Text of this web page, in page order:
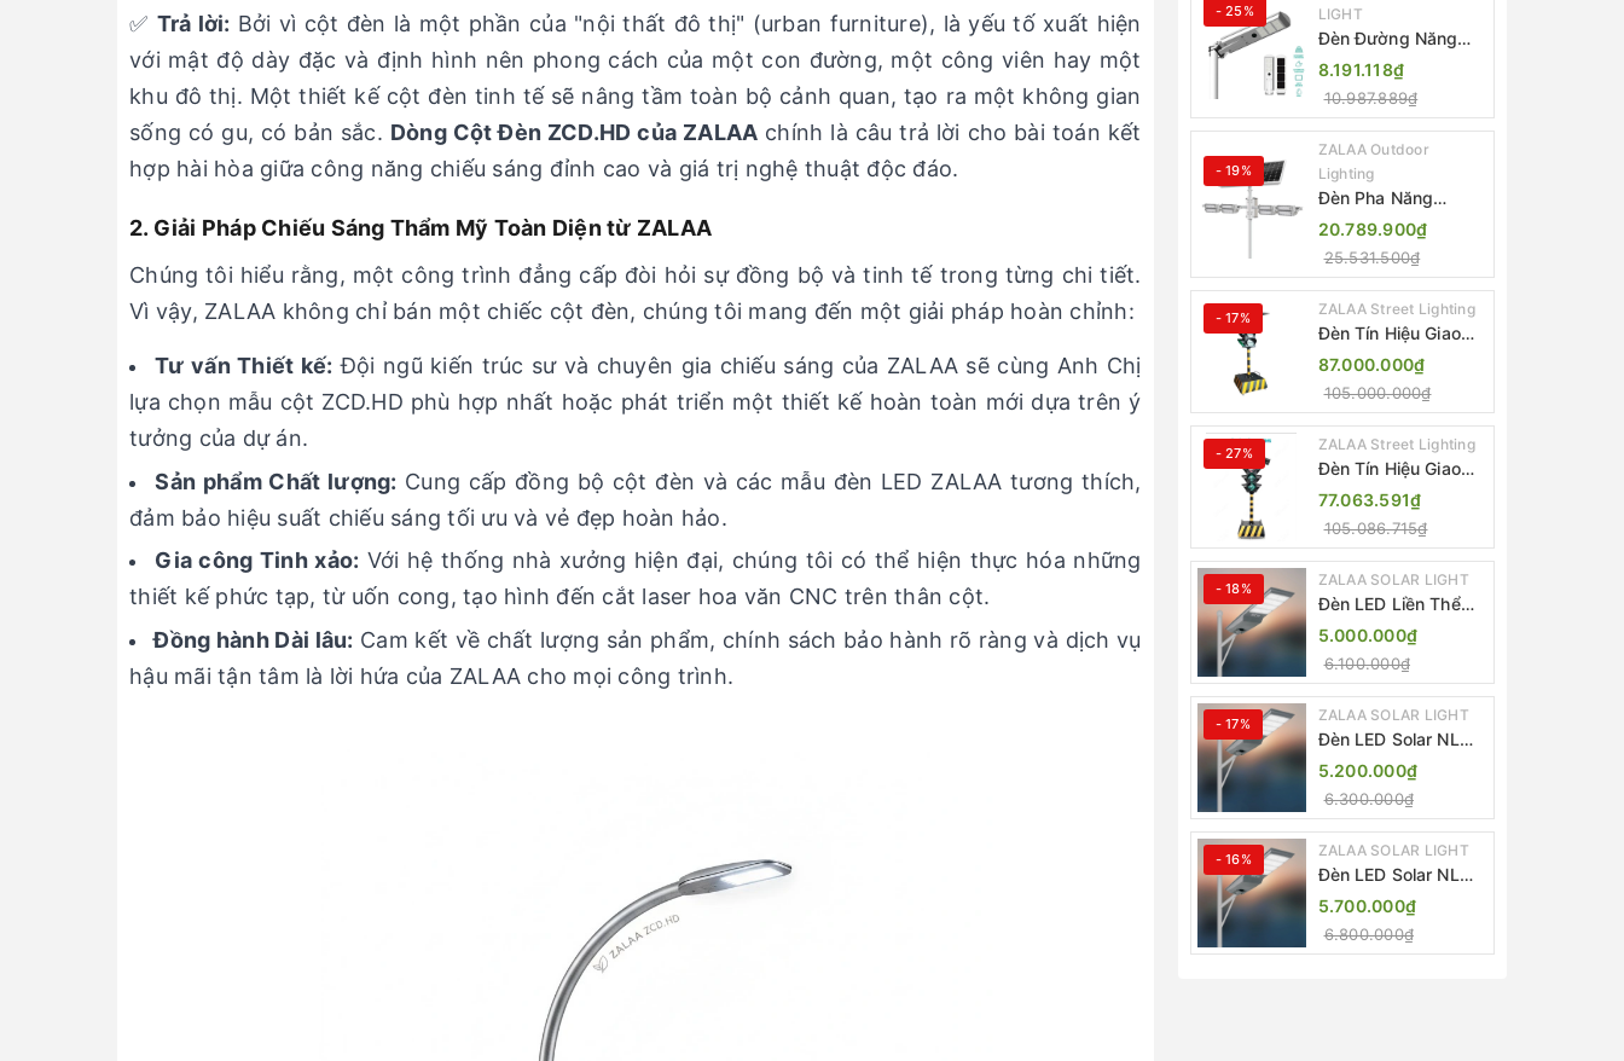
✅ Trả lời: Bởi vì cột đèn là một phần của "nội thất đô thị" (urban furniture), là yếu tố xuất hiện
với mật độ dày đặc và định hình nên phong cách của một con đường, một công viên hay một
khu đô thị. Một thiết kế cột đèn tinh tế sẽ nâng tầm toàn bộ cảnh quan, tạo ra một không gian
sống có gu, có bản sắc. Dòng Cột Đèn ZCD.HD của ZALAA chính là câu trả lời cho bài toán kết
hợp hài hòa giữa công năng chiếu sáng đỉnh cao và giá trị nghệ thuật độc đáo.
2. Giải Pháp Chiếu Sáng Thẩm Mỹ Toàn Diện từ ZALAA
Chúng tôi hiểu rằng, một công trình đẳng cấp đòi hỏi sự đồng bộ và tinh tế trong từng chi tiết.
Vì vậy, ZALAA không chỉ bán một chiếc cột đèn, chúng tôi mang đến một giải pháp hoàn chỉnh:
Tư vấn Thiết kế: Đội ngũ kiến trúc sư và chuyên gia chiếu sáng của ZALAA sẽ cùng Anh Chị
lựa chọn mẫu cột ZCD.HD phù hợp nhất hoặc phát triển một thiết kế hoàn toàn mới dựa trên ý
tưởng của dự án.
Sản phẩm Chất lượng: Cung cấp đồng bộ cột đèn và các mẫu đèn LED ZALAA tương thích,
đảm bảo hiệu suất chiếu sáng tối ưu và vẻ đẹp hoàn hảo.
Gia công Tinh xảo: Với hệ thống nhà xưởng hiện đại, chúng tôi có thể hiện thực hóa những
thiết kế phức tạp, từ uốn cong, tạo hình đến cắt laser hoa văn CNC trên thân cột.
Đồng hành Dài lâu: Cam kết về chất lượng sản phẩm, chính sách bảo hành rõ ràng và dịch vụ
hậu mãi tận tâm là lời hứa của ZALAA cho mọi công trình.
- 25%
LIGHT
Đèn Đường Năng
Lượng Mặt Trời Tích
Hợp Camera ZALAA
ZL-BJ04-CCTV
(80W, IP65)
8.191.118₫
10.987.889₫
- 19%
ZALAA Outdoor
Lighting
Đèn Pha Năng
Lượng Mặt Trời Sân
Thể Thao ZALAA
Jsc Chống Nước
IP65 Cao Cấp
20.789.900₫
25.531.500₫
- 17% ZALAA Street Lighting
Đèn Tín Hiệu Giao
Thông Di Động Năng
Lượng Mặt Trời
ZALAA ZL-300A-D
87.000.000₫
105.000.000₫
- 27% ZALAA Street Lighting
Đèn Tín Hiệu Giao
Thông Di Động Năng
Lượng Mặt Trời
ZALAA ZL-409300C
77.063.591₫
105.086.715₫
- 18% ZALAA SOLAR LIGHT
Đèn LED Liền Thể
ZALAA Solar Street
Light ZKC-TG 20W
25W 30W All In One
5.000.000₫
6.100.000₫
- 17% ZALAA SOLAR LIGHT
Đèn LED Solar NLMT
Liền Thể ZKC-TG
20W All in One |
ZALAA Street Light
5.200.000₫
6.300.000₫
- 16% ZALAA SOLAR LIGHT
Đèn LED Solar NLMT
Liền Thể ZKC-TG
25W All in One |
ZALAA Street Light
5.700.000₫
6.800.000₫